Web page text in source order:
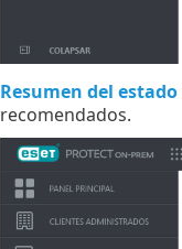
Resumen del estado
recomendados.